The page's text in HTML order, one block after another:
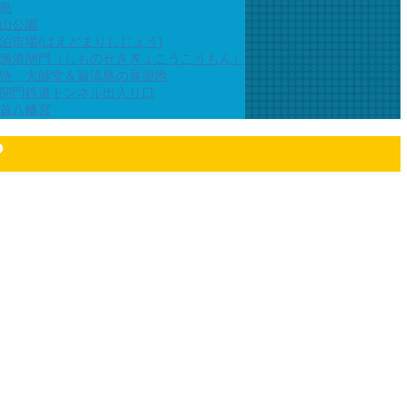
公園
市場(はえどまりしじょう)
港閘門（しものせきぎょこうこうもん）
大師堂＆巌流島の展望地
関門鉄道トンネル出入り口
八幡宮